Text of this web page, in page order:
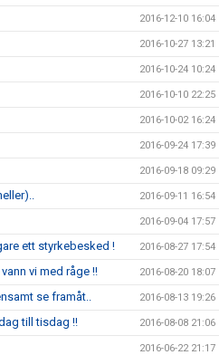
2016-12-10 16:04
2016-10-27 13:21
2016-10-24 10:24
2016-10-10 22:25
2016-10-02 16:24
2016-09-24 17:39
2016-09-18 09:29
2016-09-11 16:54
2016-09-04 17:57
ett styrkebesked ! 2016-08-27 17:54
vi med råge !! 2016-08-20 18:07
se framåt.. 2016-08-13 19:26
till tisdag !! 2016-08-08 21:06
2016-06-22 21:17